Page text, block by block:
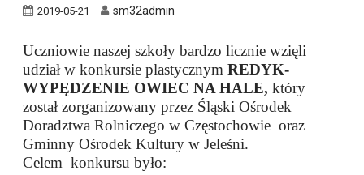
2019-05-21 sm32admin
Uczniowie naszej szkoły bardzo licznie wzięli
udział w konkursie plastycznymREDYK-
WYPĘDZENIE OWIEC NA HALE,który
został zorganizowany przez Śląski Ośrodek
Doradztwa Rolniczego w Częstochowie oraz
Gminny Ośrodek Kultury w Jeleśni.
Celem konkursu było: